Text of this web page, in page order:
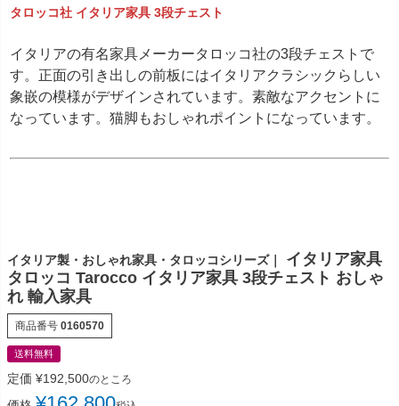
タロッコ社 イタリア家具 3段チェスト
イタリアの有名家具メーカータロッコ社の3段チェストで
す。正面の引き出しの前板にはイタリアクラシックらしい
象嵌の模様がデザインされています。素敵なアクセントに
なっています。猫脚もおしゃれポイントになっています。
イタリア製・おしゃれ家具・タロッコシリーズ｜
イタリア家具
タロッコ Tarocco イタリア家具 3段チェスト おしゃ
れ 輸入家具
商品番号 0160570
送料無料
定価 ¥192,500のところ